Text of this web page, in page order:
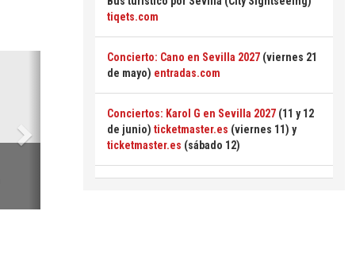
tiqets.com
Concierto: Cano en Sevilla 2027 (viernes 21
de mayo) entradas.com
Conciertos: Karol G en Sevilla 2027 (11 y 12
de junio) ticketmaster.es (viernes 11) y
ticketmaster.es (sábado 12)